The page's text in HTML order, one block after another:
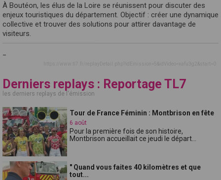
À Boutéon, les élus de la Loire se réunissent pour discuter des
enjeux touristiques du département. Objectif : créer une dynamique
collective et trouver des solutions pour attirer davantage de
visiteurs.
Derniers replays : Reportage TL7
les derniers replays de l'émission
Tour de France Féminin : Montbrison en fête
6 août
Pour la première fois de son histoire,
Montbrison accueillait ce jeudi le départ...
" Quand vous faites 40 kilomètres et que
tout...